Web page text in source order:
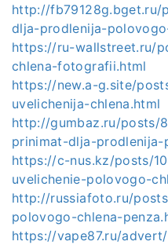
http://
dlja-prodlenija-
https://ru-wallstreet.ru/
chlena-fotografii.html
https://new.a-g.site/
uvelichenija-chlena.html
http://gumbaz.ru/posts/
prinimat-dlja-
https://c-nus.kz/posts/
uvelichenie-polovogo-
http://russiafoto.ru/
polovogo-chlena-
https://vape87.ru/